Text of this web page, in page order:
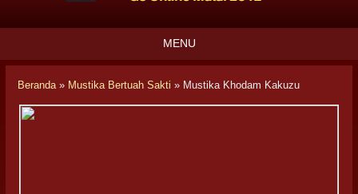
MENU
Beranda» Mustika Bertuah Sakti » Mustika Khodam Kakuzu